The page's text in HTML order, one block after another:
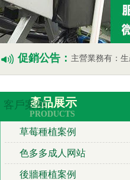
促銷公告： 主營業務有：生產加工
產品展示
PRODUCTS
草莓種植案例
色多多成人网站
後牆種植案例
客戶案例